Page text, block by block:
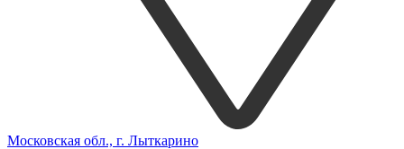
Московская обл., г. Лыткарино